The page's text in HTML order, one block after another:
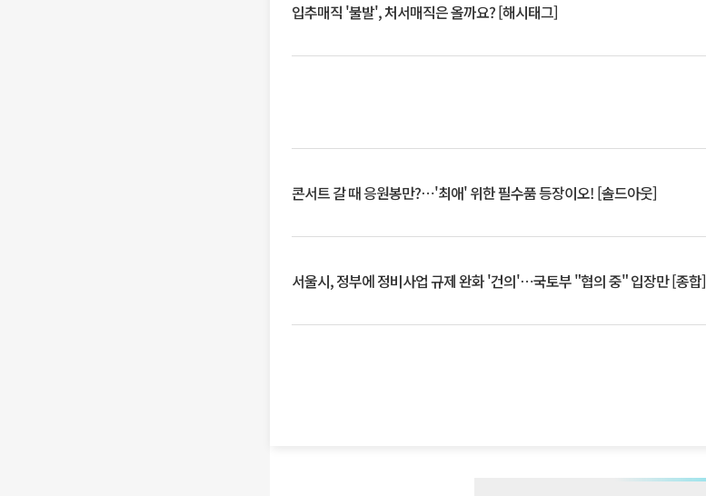
입추매직 '불발', 처서매직은 올까요? [해시태그]
콘서트 갈 때 응원봉만?⋯'최애' 위한 필수품 등장이오! [솔드아웃]
서울시, 정부에 정비사업 규제 완화 '건의'⋯국토부 "협의 중" 입장만 [종합]